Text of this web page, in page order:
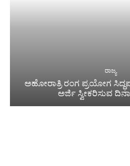
ರಾಜ್ಯ
ಅಹೋರಾತ್ರಿ ರಂಗ ಪ್ರಯೋಗ
ಅರ್ಜಿ ಸ್ವೀಕರಿಸುವ